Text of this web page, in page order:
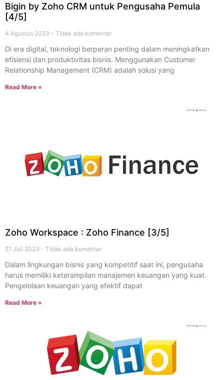
Bigin by Zoho CRM untuk Pengusaha Pemula
[4/5]
4 Agustus 2023 Tidak ada komentar
Di era digital, teknologi berperan penting dalam meningkatkan
efisiensi dan produktivitas bisnis. Menggunakan Customer
Relationship Management (CRM) adalah solusi yang
Read More »
Zoho Workspace : Zoho Finance [3/5]
21 Juli 2023 Tidak ada komentar
Dalam lingkungan bisnis yang kompetitif saat ini, pengusaha
harus memiliki keterampilan manajemen keuangan yang kuat.
Pengelolaan keuangan yang efektif dapat
Read More »